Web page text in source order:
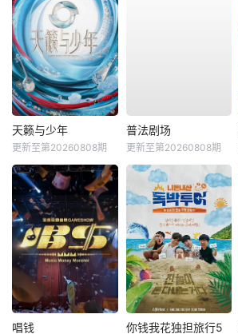
天籁与少年
更新至第20260808期
普法剧场
更新至第20260808期
唱钱 你钱我花独担旅行5